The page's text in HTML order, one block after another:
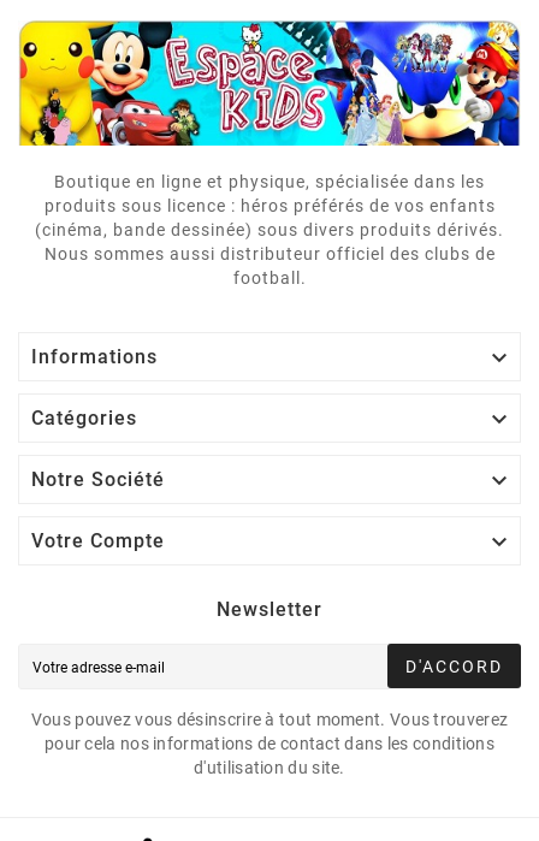
Boutique en ligne et physique, spécialisée dans les
produits sous licence : héros préférés de vos enfants
(cinéma, bande dessinée) sous divers produits dérivés.
Nous sommes aussi distributeur officiel des clubs de
football.
Informations 
Catégories 
Notre Société 
Votre Compte 
Newsletter
D'ACCORD
Vous pouvez vous désinscrire à tout moment. Vous trouverez
pour cela nos informations de contact dans les conditions
d'utilisation du site.